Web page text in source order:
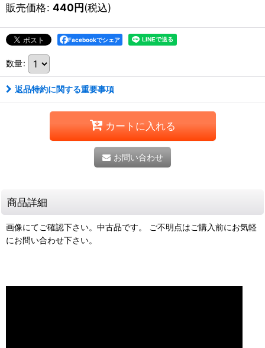
販売価格: 440円(税込)
Facebookでシェア
数量:
返品特約に関する重要事項
カートに入れる
お問い合わせ
商品詳細
画像にてご確認下さい。中古品です。 ご不明点はご購入前にお気軽
にお問い合わせ下さい。